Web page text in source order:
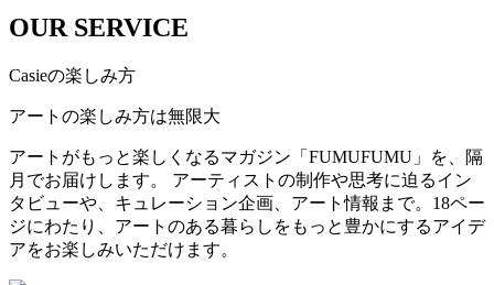
OUR SERVICE
Casieの楽しみ方
アートの楽しみ方は無限大
アートがもっと楽しくなるマガジン「FUMUFUMU」を、隔
月でお届けします。 アーティストの制作や思考に迫るイン
タビューや、キュレーション企画、アート情報まで。18ペー
ジにわたり、アートのある暮らしをもっと豊かにするアイデ
アをお楽しみいただけます。